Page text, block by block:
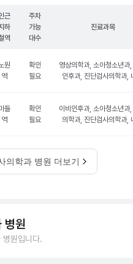
근
하
역
주차
가능
대수
진료과목
원
역
확인
필요
영상의학과, 소아청소년과,
인후과, 진단검사의학과,
들
역
확인
필요
이비인후과, 소아청소년과
의학과, 진단검사의학과,
의학과 병원 더보기
병원
병원입니다.